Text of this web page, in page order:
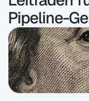
Pipeline-